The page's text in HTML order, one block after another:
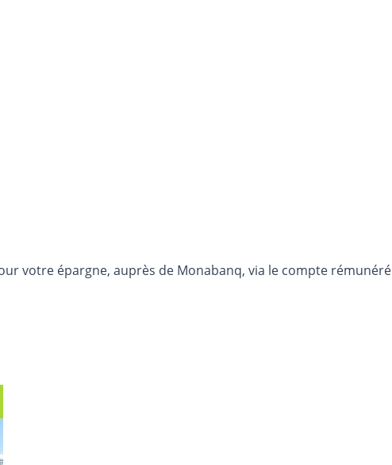
votre épargne, auprès de Monabanq, via le compte